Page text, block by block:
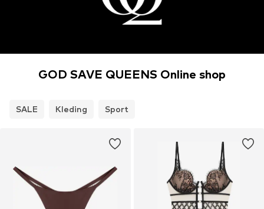
GOD SAVE QUEENS Online shop
SALE Kleding Sport